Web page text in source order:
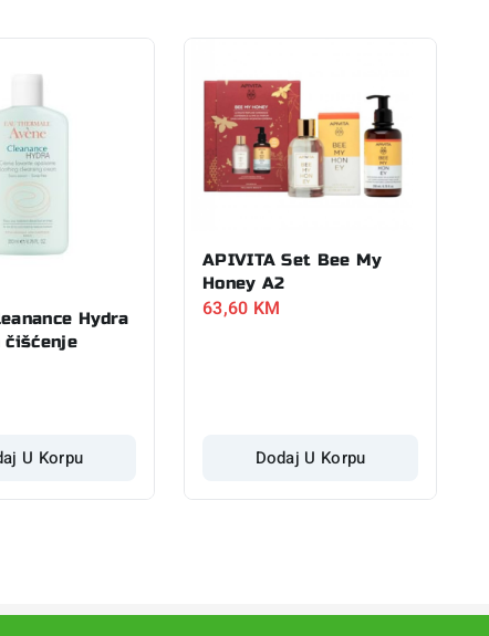
Hydra
čišćenje
U Korpu
APIVITA Set Bee My
Honey A2
63,60 KM
Dodaj U Korpu